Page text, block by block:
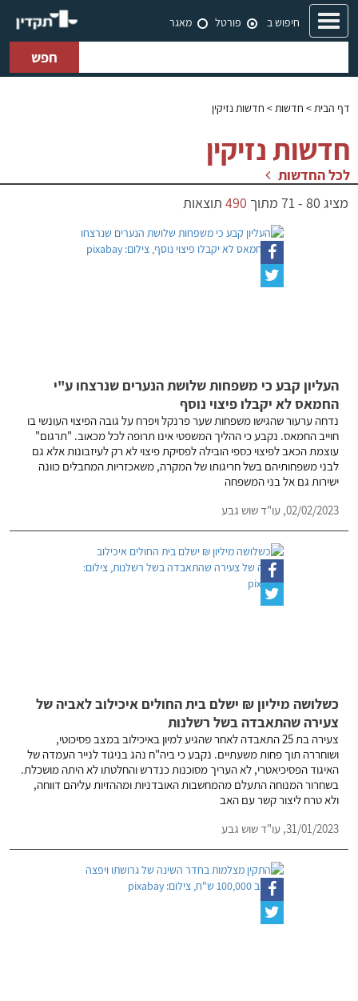
Toggle
navigation
חיפוש ב פורטל מאגר
חפש
דף הבית> חדשות > חדשות נזיקין
חדשות נזיקין
לכל החדשות
מציג 80
-
71 מתוך 490 תוצאות
העליון קבע כי משפחות שלושת הנערים שנרצחו ע"י
החמאס לא יקבלו פיצוי נוסף
נדחה ערעור שהגישו משפחות שער פרנקל ויפרח על גובה הפיצוי העונשי בו
חוייב החמאס. נקבע כי ההליך המשפטי אינו תרופה לכל מכאוב. "תרגום"
עוצמת הכאב לפיצוי כספי הובילה לפסיקת פיצוי לא רק לעיזבונות אלא גם
לבני משפחותיהם בשל חריגותו של המקרה, משאכזריות המחבלים כוונה
ישירות גם אל בני המשפחה
02/02/2023, עו"ד שוש גבע
כשלושה מיליון ₪ ישלם בית החולים איכילוב לאביה של
צעירה שהתאבדה בשל רשלנות
צעירה בת 25 התאבדה לאחר שהגיע למיון באיכילוב במצב פסיכוטי,
ושוחררה תוך פחות משעתיים. נקבע כי ביה"ח נהג בניגוד לנייר העמדה של
האיגוד הפסיכיאטרי, לא העריך מסוכנות כנדרש והחלטתו לא היתה מושכלת.
בשחרור המנוחה התעלם מהמחשבות האובדניות ומההזיות עליהם דווחה,
ולא טרח ליצור קשר עם האב
31/01/2023, עו"ד שוש גבע